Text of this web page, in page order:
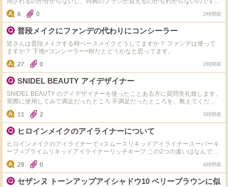
詳しい方いらっしゃいますか？ なるべくお得に購入したいと思っています
6 0 2時間前
普段メイクにファンデの代わりにコンシーラー
皆さんは普段メイクする時ベースメイクどうしてますか？ ファンデは使って
ますか？ 下地+コンシーラー+粉だとどうかなと思ってます。
27
0 2時間前
SNIDEL BEAUTY アイデザイナー
SNIDEL BEAUTY のアイデザイナーを使ったことある方に質問失礼致します。
実際に使用してみて満足だったところ 不満足だったところを、教えてくださ
い。 おすすめのカラーも教えていただけると嬉しいです！ よろしくお願い致
します。
11 2 3時間前
ヒロインメイクのアイライナーについて
ヒロインメイクのアイライナーで ○スムースリキッドアイライナースーパーキ
ープ ○プライムリキッドアイライナーリッチキープ この2つの違いはなんです
か？どちらが落ちにくいですか？ 今のところはスーパーキープを買おうかな
と思っていますが、意見教えてください！
29 0 4時間前
セザンヌ トーンアップアイシャドウ10 ベリーブラウンに似